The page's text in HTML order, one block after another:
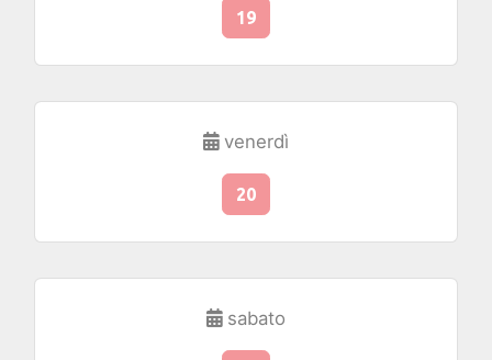
19
venerdì
20
sabato